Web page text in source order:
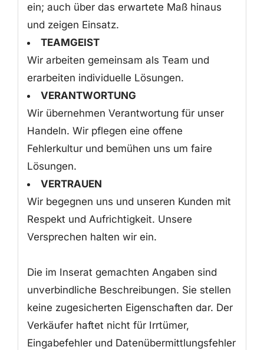
ein; auch über das erwartete Maß hinaus
und zeigen Einsatz.
TEAMGEIST
Wir arbeiten gemeinsam als Team und
erarbeiten individuelle Lösungen.
VERANTWORTUNG
Wir übernehmen Verantwortung für unser
Handeln. Wir pflegen eine offene
Fehlerkultur und bemühen uns um faire
Lösungen.
VERTRAUEN
Wir begegnen uns und unseren Kunden mit
Respekt und Aufrichtigkeit. Unsere
Versprechen halten wir ein.
Die im Inserat gemachten Angaben sind
unverbindliche Beschreibungen. Sie stellen
keine zugesicherten Eigenschaften dar. Der
Verkäufer haftet nicht für Irrtümer,
Eingabefehler und Datenübermittlungsfehler